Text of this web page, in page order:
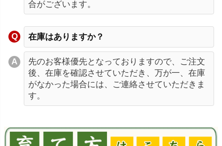
合がございます。
在庫はありますか？
先のお客様優先となっておりますので、ご注文
後、在庫を確認させていただき、万が一、在庫
がなかった場合には、ご連絡させていただきま
す。